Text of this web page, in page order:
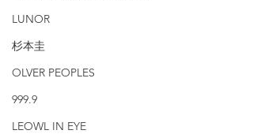
LUNOR
杉本圭
OLVER PEOPLES
999.9
LEOWL IN EYE